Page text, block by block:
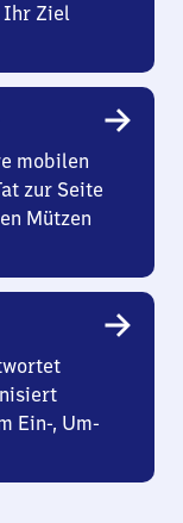
Ihr Ziel
mobilen
zur Seite
Mützen
Ein-, Um-